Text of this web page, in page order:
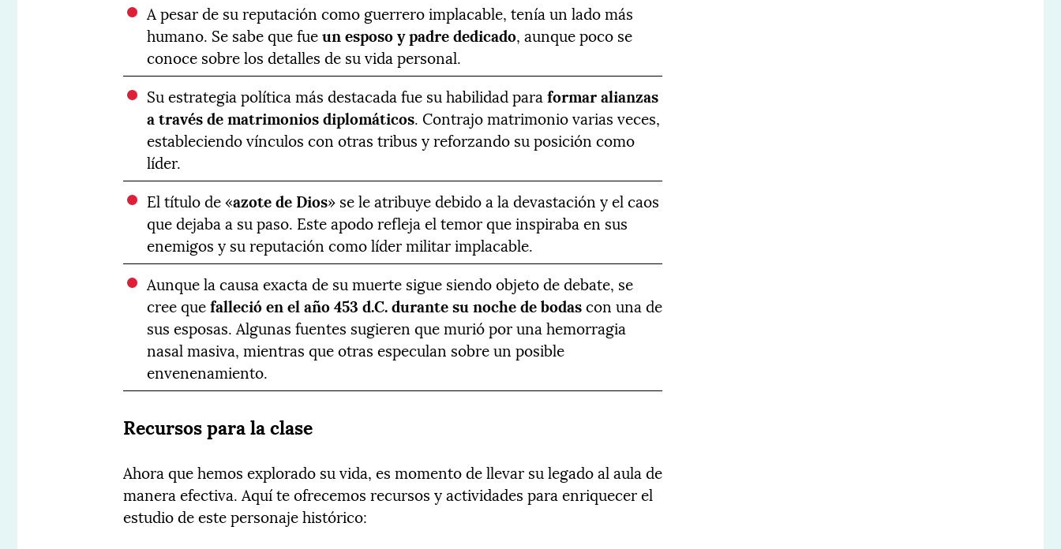
A pesar de su reputación como guerrero implacable, tenía un lado más
humano. Se sabe que fueun esposo y padre dedicado, aunque poco se
conoce sobre los detalles de su vida personal.
Su estrategia política más destacada fue su habilidad paraformar alianzas
a través de matrimonios diplomáticos. Contrajo matrimonio varias veces,
estableciendo vínculos con otras tribus y reforzando su posición como
líder.
El título de «azote de Dios» se le atribuye debido a la devastación y el caos
que dejaba a su paso. Este apodo refleja el temor que inspiraba en sus
enemigos y su reputación como líder militar implacable.
Aunque la causa exacta de su muerte sigue siendo objeto de debate, se
cree quefalleció en el año 453 d.C. durante su noche de bodascon una de
sus esposas. Algunas fuentes sugieren que murió por una hemorragia
nasal masiva, mientras que otras especulan sobre un posible
envenenamiento.
Recursos para la clase
Ahora que hemos explorado su vida, es momento de llevar su legado al aula de
manera efectiva. Aquí te ofrecemos recursos y actividades para enriquecer el
estudio de este personaje histórico: